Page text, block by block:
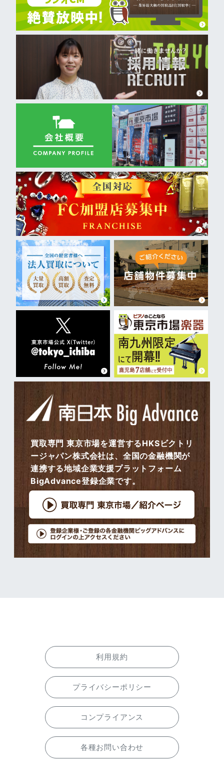
買取専門 東京市場を運営するHKSビクトリ
ージャパン株式会社は、全国の金融機関が
連携する地域企業支援プラットフォーム
BigAdvance登録企業です。
利用規約
プライバシーポリシー
コンプライアンス
各種お問い合わせ